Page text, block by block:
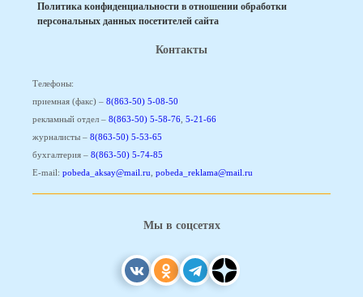
Политика конфиденциальности в отношении обработки
персональных данных посетителей сайта
Контакты
Телефоны:
приемная (факс) – 8(863-50) 5-08-50
рекламный отдел – 8(863-50) 5-58-76, 5-21-66
журналисты – 8(863-50) 5-53-65
бухгалтерия – 8(863-50) 5-74-85
E-mail: pobeda_aksay@mail.ru, pobeda_reklama@mail.ru
Мы в соцсетях